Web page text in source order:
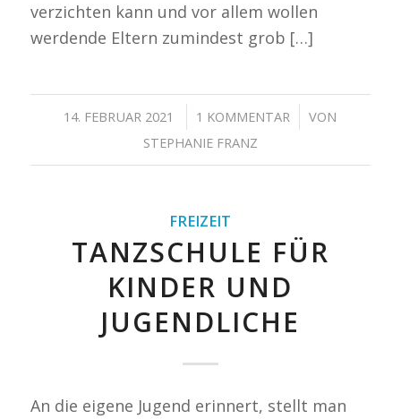
verzichten kann und vor allem wollen
werdende Eltern zumindest grob […]
14. FEBRUAR 2021
/ 1 KOMMENTAR
/
VON
STEPHANIE FRANZ
FREIZEIT
TANZSCHULE FÜR
KINDER UND
JUGENDLICHE
An die eigene Jugend erinnert, stellt man